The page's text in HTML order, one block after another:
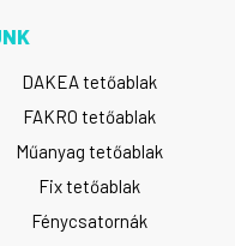
DAKEA tetőablak
FAKRO tetőablak
Műanyag tetőablak
Fix tetőablak
Fénycsatornák